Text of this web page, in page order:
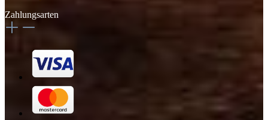
Zahlungsarten